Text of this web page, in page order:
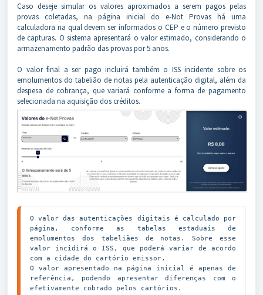
Caso deseje simular os valores aproximados a serem pagos pelas
provas coletadas, na página inicial do e-Not Provas há uma
calculadora na qual devem ser informados o CEP e o número previsto
de capturas. O sistema apresentará o valor estimado, considerando o
armazenamento padrão das provas por 5 anos.
O valor final a ser pago incluirá também o ISS incidente sobre os
emolumentos do tabelião de notas pela autenticação digital, além da
despesa de cobrança, que variará conforme a forma de pagamento
selecionada na aquisição dos créditos.
O valor das autenticações digitais é calculado por
página, conforme as tabelas estaduais de
emolumentos dos tabeliães de notas. Sobre esse
valor incidirá o ISS, que poderá variar de acordo
com a cidade do cartório emissor.
O valor apresentado na página inicial é apenas de
referência, podendo apresentar diferenças com o
efetivamente cobrado pelos cartórios.